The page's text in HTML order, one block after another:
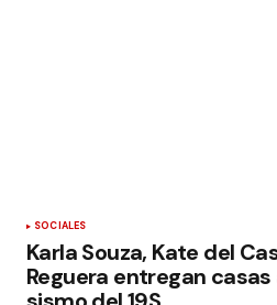
SOCIALES
Karla Souza, Kate del
Reguera entregan